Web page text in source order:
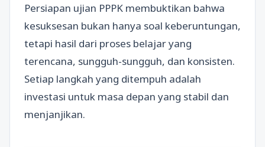
Persiapan ujian PPPK membuktikan bahwa
kesuksesan bukan hanya soal keberuntungan,
tetapi hasil dari proses belajar yang
terencana, sungguh-sungguh, dan konsisten.
Setiap langkah yang ditempuh adalah
investasi untuk masa depan yang stabil dan
menjanjikan.